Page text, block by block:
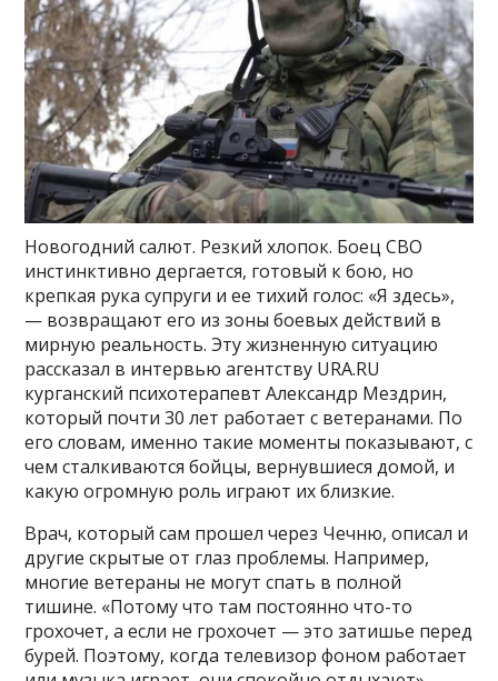
Новогодний салют. Резкий хлопок. Боец СВО
инстинктивно дергается, готовый к бою, но
крепкая рука супруги и ее тихий голос: «Я здесь»,
— возвращают его из зоны боевых действий в
мирную реальность. Эту жизненную ситуацию
рассказал в интервью агентству URA.RU
курганский психотерапевт Александр Мездрин,
который почти 30 лет работает с ветеранами. По
его словам, именно такие моменты показывают, с
чем сталкиваются бойцы, вернувшиеся домой, и
какую огромную роль играют их близкие.
Врач, который сам прошел через Чечню, описал и
другие скрытые от глаз проблемы. Например,
многие ветераны не могут спать в полной
тишине. «Потому что там постоянно что-то
грохочет, а если не грохочет — это затишье перед
бурей. Поэтому, когда телевизор фоном работает